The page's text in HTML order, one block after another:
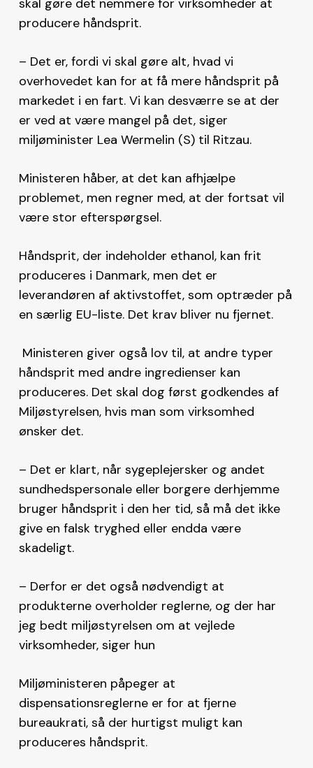
producere håndsprit.
– Det er, fordi vi skal gøre alt, hvad vi
overhovedet kan for at få mere håndsprit på
markedet i en fart. Vi kan desværre se at der
er ved at være mangel på det, siger
miljøminister Lea Wermelin (S) til Ritzau.
Ministeren håber, at det kan afhjælpe
problemet, men regner med, at der fortsat vil
være stor efterspørgsel.
Håndsprit, der indeholder ethanol, kan frit
produceres i Danmark, men det er
leverandøren af aktivstoffet, som optræder på
en særlig EU-liste. Det krav bliver nu fjernet.
Ministeren giver også lov til, at andre typer
håndsprit med andre ingredienser kan
produceres. Det skal dog først godkendes af
Miljøstyrelsen, hvis man som virksomhed
ønsker det.
– Det er klart, når sygeplejersker og andet
sundhedspersonale eller borgere derhjemme
bruger håndsprit i den her tid, så må det ikke
give en falsk tryghed eller endda være
skadeligt.
– Derfor er det også nødvendigt at
produkterne overholder reglerne, og der har
jeg bedt miljøstyrelsen om at vejlede
virksomheder, siger hun
Miljøministeren påpeger at
dispensationsreglerne er for at fjerne
bureaukrati, så der hurtigst muligt kan
produceres håndsprit.